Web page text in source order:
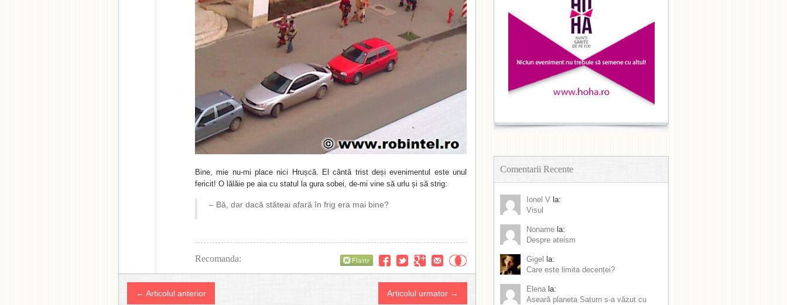
Bine, mie nu-mi place nici Hrușcă. El cântă trist deși evenimentul este unul
fericit! O lălăie pe aia cu statul la gura sobei, de-mi vine să urlu și să strig:
– Bă, dar dacă stăteai afară în frig era mai bine?
Recomanda:
← Articolul anterior Articolul urmator →
Comentarii Recente
Ionel V la:
Visul
Noname la:
Despre ateism
Gigel
la:
Care este limita decenței?
Elena la:
Aseară planeta Saturn s-a văzut cu